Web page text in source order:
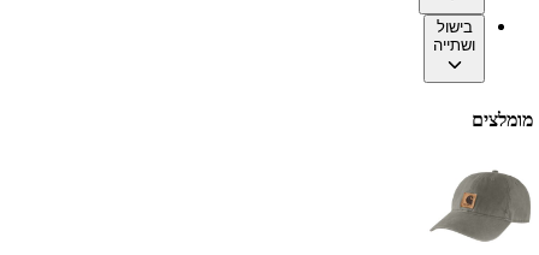
בישול
ושתייה
מומלצים